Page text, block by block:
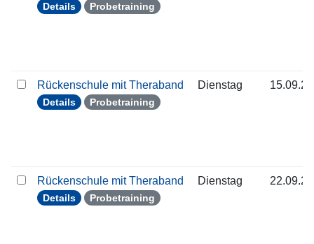
Details Probetraining
Rückenschule mit Theraband
Details Probetraining
Dienstag
Rückenschule mit Theraband
Details Probetraining
Dienstag